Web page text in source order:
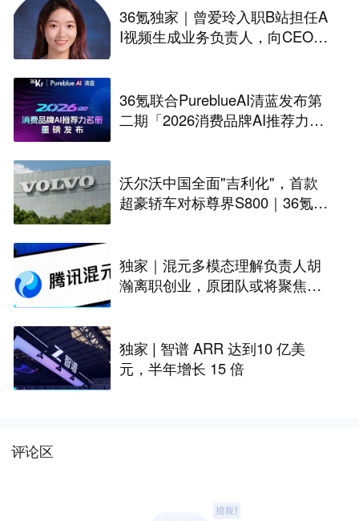
36氪独家｜曾爱玲入职B站担任A
I视频生成业务负责人，向CEO陈
36氪联合PureblueAI清蓝发布第
二期「2026消费品牌AI推荐力名
沃尔沃中国全面"吉利化"，首款
超豪轿车对标尊界S800｜36氪独
独家｜混元多模态理解负责人胡
瀚离职创业，原团队或将聚焦世
独家 | 智谱 ARR 达到10 亿美
元，半年增长 15 倍
评论区